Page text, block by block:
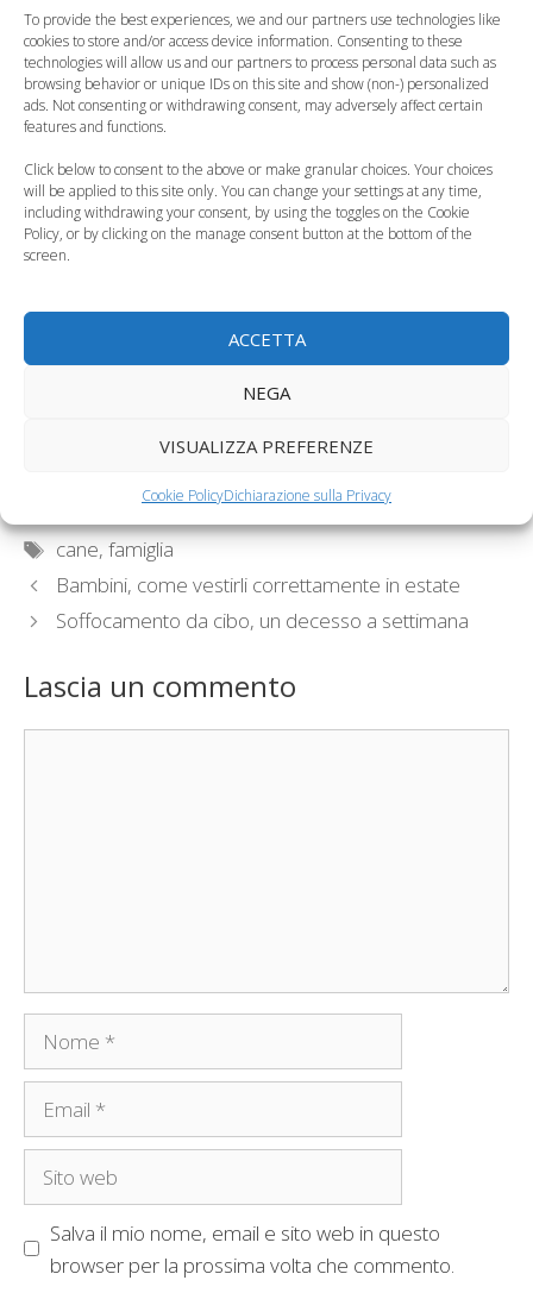
To provide the best experiences, we and our partners use technologies like
cookies to store and/or access device information. Consenting to these
technologies will allow us and our partners to process personal data such as
browsing behavior or unique IDs on this site and show (non-) personalized
ads. Not consenting or withdrawing consent, may adversely affect certain
features and functions.
Click below to consent to the above or make granular choices. Your choices
will be applied to this site only. You can change your settings at any time,
including withdrawing your consent, by using the toggles on the Cookie
Policy, or by clicking on the manage consent button at the bottom of the
screen.
ACCETTA
NEGA
VISUALIZZA PREFERENZE
Cookie PolicyDichiarazione sulla Privacy
benefici per i
bambini
motivi per avere un
amico peloso in casa
Cani e bambini in
spiaggia, i consigli del
pediatra
I bambini
fraintendono i cani
Bambini meno
Cani e gatti in casa,
le allergie…
Curiosità, News, ecc.
Puericultura, Educazione
Tag
cane,famiglia
Bambini, come vestirli correttamente in estate
Soffocamento da cibo, un decesso a settimana
Lascia un commento
Nome
Email
Sito
Salva il mio nome, email e sito web in questo
browser per la prossima volta che commento.